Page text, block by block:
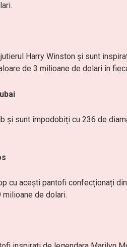
Harry Winston și sunt
de 3 milioane de dolari în
și sunt împodobiți cu 236 de
cu acești pantofi confecționați
milioane de dolari.